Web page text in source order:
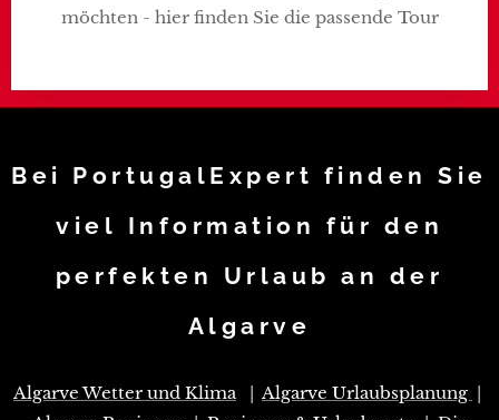
möchten - hier finden Sie die passende Tour
Bei PortugalExpert finden Sie
viel Information für den
perfekten Urlaub an der
Algarve
Algarve Wetter und Klima| Algarve Urlaubsplanung